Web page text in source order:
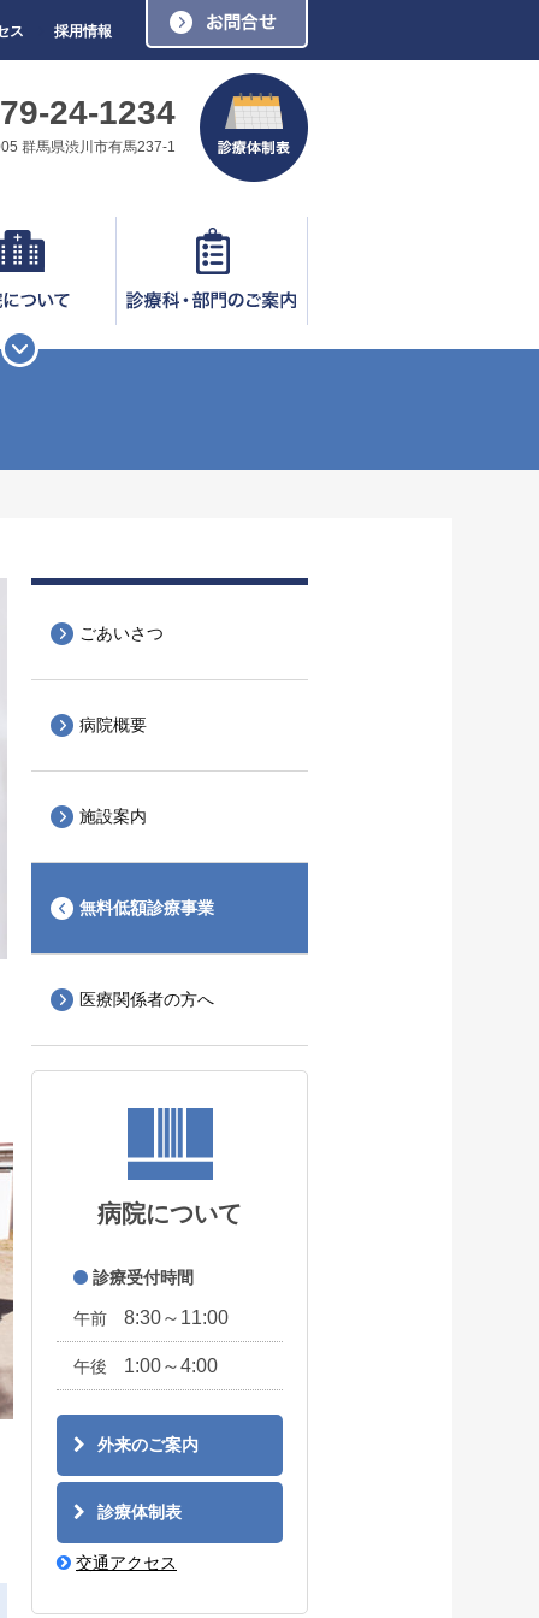
ス 採用情報
24-1234
群馬県渋川市有馬237-1
ごあいさつ
病院概要
施設案内
無料低額診療事業
医療関係者の方へ
病院について
診療受付時間
午前 8:30～11:00
午後 1:00～4:00
外来のご案内
診療体制表
交通アクセス